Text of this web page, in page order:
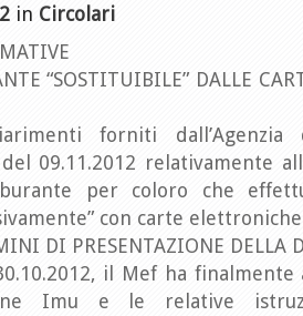
in Circolari
“SOSTITUIBILE” DALLE
forniti dall’Agenzia
09.11.2012 relativamente
per coloro che
con carte
DI PRESENTAZIONE DELLA
il Mef ha
Imu e le relative